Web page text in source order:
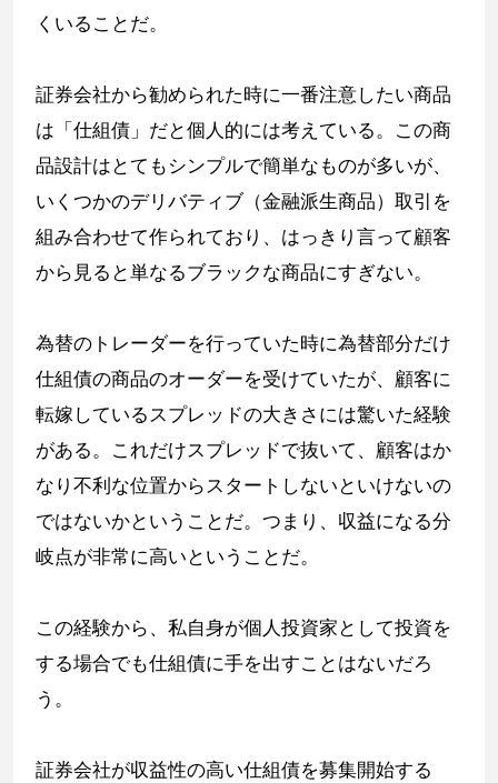
くいることだ。
証券会社から勧められた時に一番注意したい商品
は「仕組債」だと個人的には考えている。この商
品設計はとてもシンプルで簡単なものが多いが、
いくつかのデリバティブ（金融派生商品）取引を
組み合わせて作られており、はっきり言って顧客
から見ると単なるブラックな商品にすぎない。
為替のトレーダーを行っていた時に為替部分だけ
仕組債の商品のオーダーを受けていたが、顧客に
転嫁しているスプレッドの大きさには驚いた経験
がある。これだけスプレッドで抜いて、顧客はか
なり不利な位置からスタートしないといけないの
ではないかということだ。つまり、収益になる分
岐点が非常に高いということだ。
この経験から、私自身が個人投資家として投資を
する場合でも仕組債に手を出すことはないだろ
う。
証券会社が収益性の高い仕組債を募集開始する